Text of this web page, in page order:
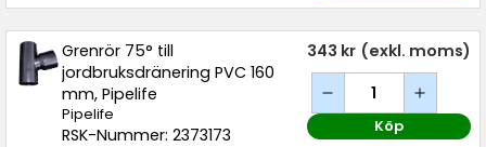
Grenrör 75° till
jordbruksdränering PVC 160
mm, Pipelife
Pipelife
RSK-Nummer: 2373173
343 kr (exkl. moms)
Köp